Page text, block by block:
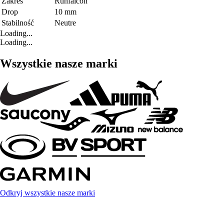
Drop
10 mm
Stabilność
Neutre
Loading...
Loading...
Wszystkie nasze marki
Odkryj wszystkie nasze marki